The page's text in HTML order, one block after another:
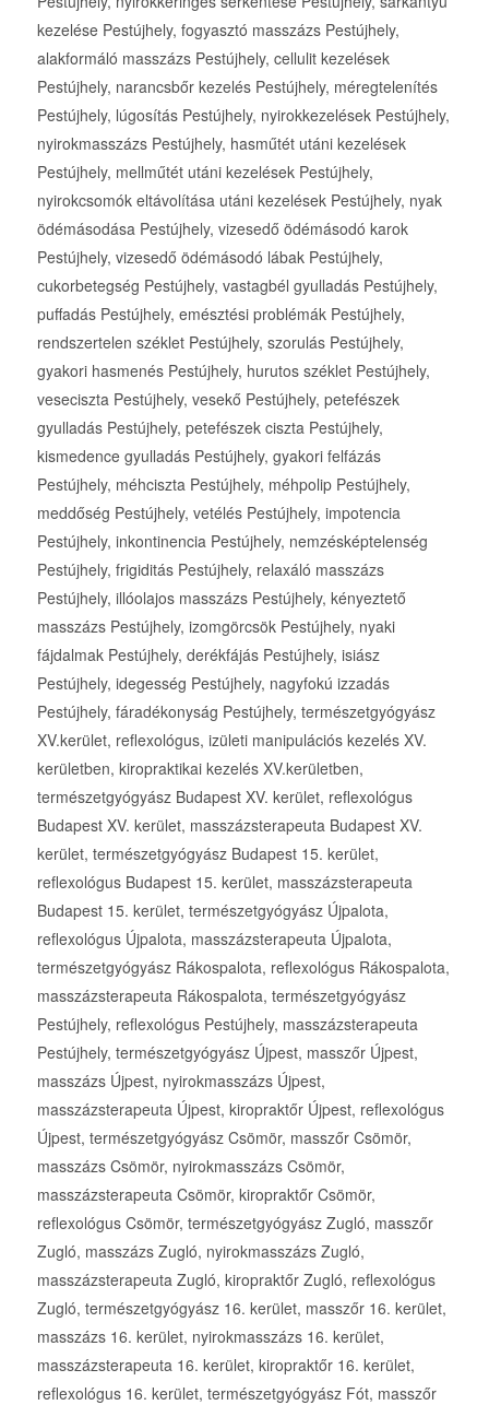
kezelése Pestújhely, fogyasztó masszázs Pestújhely,
alakformáló masszázs Pestújhely, cellulit kezelések
Pestújhely, narancsbőr kezelés Pestújhely, méregtelenítés
Pestújhely, lúgosítás Pestújhely, nyirokkezelések Pestújhely,
nyirokmasszázs Pestújhely, hasműtét utáni kezelések
Pestújhely, mellműtét utáni kezelések Pestújhely,
nyirokcsomók eltávolítása utáni kezelések Pestújhely, nyak
ödémásodása Pestújhely, vizesedő ödémásodó karok
Pestújhely, vizesedő ödémásodó lábak Pestújhely,
cukorbetegség Pestújhely, vastagbél gyulladás Pestújhely,
puffadás Pestújhely, emésztési problémák Pestújhely,
rendszertelen széklet Pestújhely, szorulás Pestújhely,
gyakori hasmenés Pestújhely, hurutos széklet Pestújhely,
veseciszta Pestújhely, vesekő Pestújhely, petefészek
gyulladás Pestújhely, petefészek ciszta Pestújhely,
kismedence gyulladás Pestújhely, gyakori felfázás
Pestújhely, méhciszta Pestújhely, méhpolip Pestújhely,
meddőség Pestújhely, vetélés Pestújhely, impotencia
Pestújhely, inkontinencia Pestújhely, nemzésképtelenség
Pestújhely, frigiditás Pestújhely, relaxáló masszázs
Pestújhely, illóolajos masszázs Pestújhely, kényeztető
masszázs Pestújhely, izomgörcsök Pestújhely, nyaki
fájdalmak Pestújhely, derékfájás Pestújhely, isiász
Pestújhely, idegesség Pestújhely, nagyfokú izzadás
Pestújhely, fáradékonyság Pestújhely, természetgyógyász
XV.kerület, reflexológus, izületi manipulációs kezelés XV.
kerületben, kiropraktikai kezelés XV.kerületben,
természetgyógyász Budapest XV. kerület, reflexológus
Budapest XV. kerület, masszázsterapeuta Budapest XV.
kerület, természetgyógyász Budapest 15. kerület,
reflexológus Budapest 15. kerület, masszázsterapeuta
Budapest 15. kerület, természetgyógyász Újpalota,
reflexológus Újpalota, masszázsterapeuta Újpalota,
természetgyógyász Rákospalota, reflexológus Rákospalota,
masszázsterapeuta Rákospalota, természetgyógyász
Pestújhely, reflexológus Pestújhely, masszázsterapeuta
Pestújhely, természetgyógyász Újpest, masszőr Újpest,
masszázs Újpest, nyirokmasszázs Újpest,
masszázsterapeuta Újpest, kiropraktőr Újpest, reflexológus
Újpest, természetgyógyász Csömör, masszőr Csömör,
masszázs Csömör, nyirokmasszázs Csömör,
masszázsterapeuta Csömör, kiropraktőr Csömör,
reflexológus Csömör, természetgyógyász Zugló, masszőr
Zugló, masszázs Zugló, nyirokmasszázs Zugló,
masszázsterapeuta Zugló, kiropraktőr Zugló, reflexológus
Zugló, természetgyógyász 16. kerület, masszőr 16. kerület,
masszázs 16. kerület, nyirokmasszázs 16. kerület,
masszázsterapeuta 16. kerület, kiropraktőr 16. kerület,
reflexológus 16. kerület, természetgyógyász Fót, masszőr